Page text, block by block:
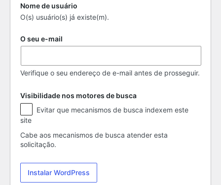
Nome de usuário
O(s) usuário(s) já existe(m).
O seu e-mail
Verifique o seu endereço de e-mail antes de prosseguir.
Visibilidade nos motores de busca
Visibilidade
nos
motores
de
busca
site
Cabe aos mecanismos de busca atender esta
solicitação.